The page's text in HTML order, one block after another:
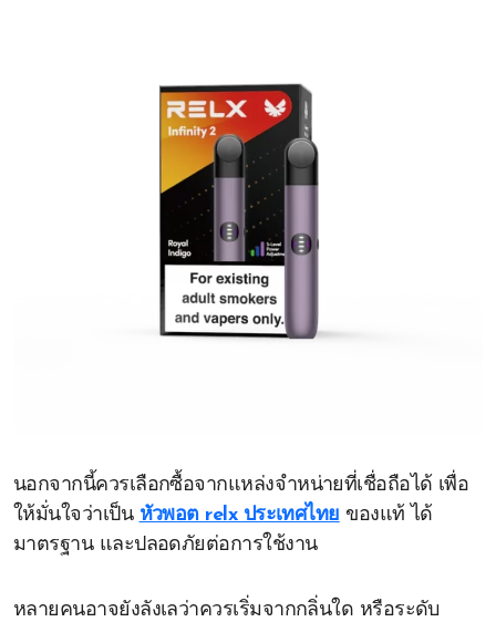
นอกจากนี้ควรเลือกซื้อจากแหล่งจำหน่ายที่เชื่อถือได้ เพื่อ
ให้มั่นใจว่าเป็น หัวพอต relx ประเทศไทย ของแท้ ได้
มาตรฐาน และปลอดภัยต่อการใช้งาน
หลายคนอาจยังลังเลว่าควรเริ่มจากกลิ่นใด หรือระดับ